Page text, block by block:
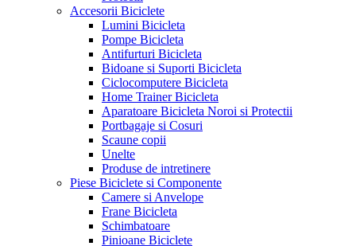
Accesorii Biciclete
Lumini Bicicleta
Pompe Bicicleta
Antifurturi Bicicleta
Bidoane si Suporti Bicicleta
Ciclocomputere Bicicleta
Home Trainer Bicicleta
Aparatoare Bicicleta Noroi si Protectii
Portbagaje si Cosuri
Scaune copii
Unelte
Produse de intretinere
Piese Biciclete si Componente
Camere si Anvelope
Frane Bicicleta
Schimbatoare
Pinioane Biciclete